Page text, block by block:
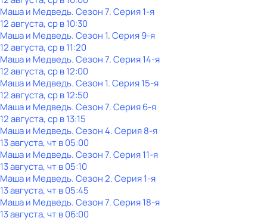
Маша и Медведь. Сезон 7. Серия 1-я
12 августа, ср в 10:30
Маша и Медведь. Сезон 1. Серия 9-я
12 августа, ср в 11:20
Маша и Медведь. Сезон 7. Серия 14-я
12 августа, ср в 12:00
Маша и Медведь. Сезон 1. Серия 15-я
12 августа, ср в 12:50
Маша и Медведь. Сезон 7. Серия 6-я
12 августа, ср в 13:15
Маша и Медведь. Сезон 4. Серия 8-я
13 августа, чт в 05:00
Маша и Медведь. Сезон 7. Серия 11-я
13 августа, чт в 05:10
Маша и Медведь. Сезон 2. Серия 1-я
13 августа, чт в 05:45
Маша и Медведь. Сезон 7. Серия 18-я
13 августа, чт в 06:00